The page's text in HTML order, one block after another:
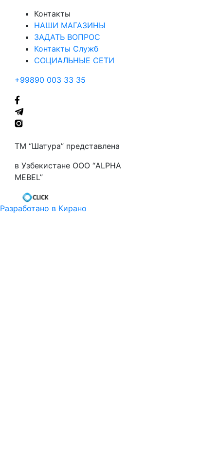
Контакты
НАШИ МАГАЗИНЫ
ЗАДАТЬ ВОПРОС
Контакты Служб
СОЦИАЛЬНЫЕ СЕТИ
+99890 003 33 35
ТМ “Шатура” представлена
в Узбекистане ООО “ALPHA
MEBEL”
Разработано в Кирано